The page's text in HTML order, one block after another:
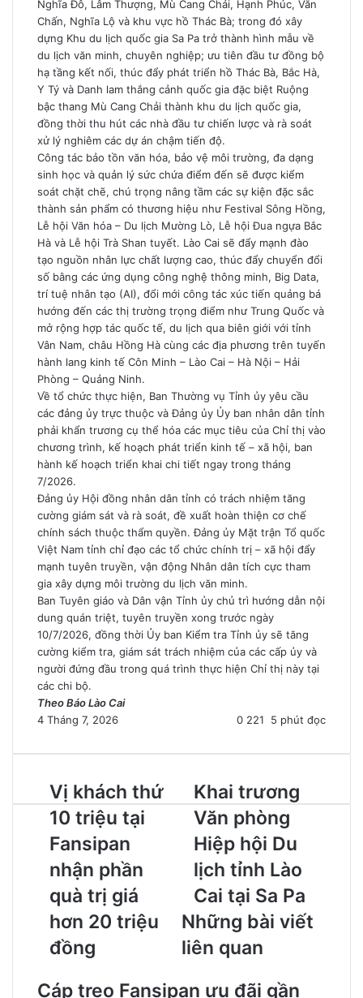
Nghĩa Đô, Lâm Thượng, Mù Cang Chải, Hạnh Phúc, Văn
Chấn, Nghĩa Lộ và khu vực hồ Thác Bà; trong đó xây
dựng Khu du lịch quốc gia Sa Pa trở thành hình mẫu về
du lịch văn minh, chuyên nghiệp; ưu tiên đầu tư đồng bộ
hạ tầng kết nối, thúc đẩy phát triển hồ Thác Bà, Bắc Hà,
Y Tý và Danh lam thắng cảnh quốc gia đặc biệt Ruộng
bậc thang Mù Cang Chải thành khu du lịch quốc gia,
đồng thời thu hút các nhà đầu tư chiến lược và rà soát
xử lý nghiêm các dự án chậm tiến độ.
Công tác bảo tồn văn hóa, bảo vệ môi trường, đa dạng
sinh học và quản lý sức chứa điểm đến sẽ được kiểm
soát chặt chẽ, chú trọng nâng tầm các sự kiện đặc sắc
thành sản phẩm có thương hiệu như Festival Sông Hồng,
Lễ hội Văn hóa – Du lịch Mường Lò, Lễ hội Đua ngựa Bắc
Hà và Lễ hội Trà Shan tuyết. Lào Cai sẽ đẩy mạnh đào
tạo nguồn nhân lực chất lượng cao, thúc đẩy chuyển đổi
số bằng các ứng dụng công nghệ thông minh, Big Data,
trí tuệ nhân tạo (AI), đổi mới công tác xúc tiến quảng bá
hướng đến các thị trường trọng điểm như Trung Quốc và
mở rộng hợp tác quốc tế, du lịch qua biên giới với tỉnh
Vân Nam, châu Hồng Hà cùng các địa phương trên tuyến
hành lang kinh tế Côn Minh – Lào Cai – Hà Nội – Hải
Phòng – Quảng Ninh.
Về tổ chức thực hiện, Ban Thường vụ Tỉnh ủy yêu cầu
các đảng ủy trực thuộc và Đảng ủy Ủy ban nhân dân tỉnh
phải khẩn trương cụ thể hóa các mục tiêu của Chỉ thị vào
chương trình, kế hoạch phát triển kinh tế – xã hội, ban
hành kế hoạch triển khai chi tiết ngay trong tháng
7/2026.
Đảng ủy Hội đồng nhân dân tỉnh có trách nhiệm tăng
cường giám sát và rà soát, đề xuất hoàn thiện cơ chế
chính sách thuộc thẩm quyền. Đảng ủy Mặt trận Tổ quốc
Việt Nam tỉnh chỉ đạo các tổ chức chính trị – xã hội đẩy
mạnh tuyên truyền, vận động Nhân dân tích cực tham
gia xây dựng môi trường du lịch văn minh.
Ban Tuyên giáo và Dân vận Tỉnh ủy chủ trì hướng dẫn nội
dung quán triệt, tuyên truyền xong trước ngày
10/7/2026, đồng thời Ủy ban Kiểm tra Tỉnh ủy sẽ tăng
cường kiểm tra, giám sát trách nhiệm của các cấp ủy và
người đứng đầu trong quá trình thực hiện Chỉ thị này tại
các chi bộ.
Theo Báo Lào Cai
4 Tháng 7, 2026
0 221 5 phút đọc
Vị khách thứ
10 triệu tại
Fansipan
nhận phần
quà trị giá
hơn 20 triệu
đồng
Khai trương
Văn phòng
Hiệp hội Du
lịch tỉnh Lào
Cai tại Sa Pa
Những bài viết
liên quan
Cáp treo Fansipan ưu đãi gần